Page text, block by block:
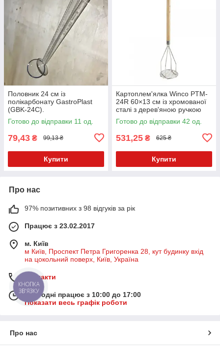
Половник 24 см із
полікарбонату GastroPlast
(GBK-24С).
Готово до відправки 11 од.
79,43 ₴ 99,13 ₴
Купити
Картоплем'ялка Winco PTM-
24R 60×13 см із хромованої
сталі з дерев'яною ручкою
Готово до відправки 42 од.
531,25 ₴ 625 ₴
Купити
Про нас
97% позитивних з 98 відгуків за рік
Працює з 23.02.2017
м. Київ
м Київ, Проспект Петра Григоренка 28, кут будинку вхід
на цокольний поверх, Київ, Україна
Контакти
Сьогодні працює з 10:00 до 17:00
Показати весь графік роботи
Про нас
КНОПКА
ЗВ'ЯЗКУ